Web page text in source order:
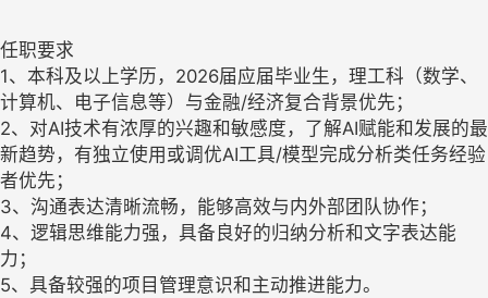
任职要求
1、本科及以上学历，2026届应届毕业生，理工科（数学、
计算机、电子信息等）与金融/经济复合背景优先；
2、对AI技术有浓厚的兴趣和敏感度，了解AI赋能和发展的最
新趋势，有独立使用或调优AI工具/模型完成分析类任务经验
者优先；
3、沟通表达清晰流畅，能够高效与内外部团队协作；
4、逻辑思维能力强，具备良好的归纳分析和文字表达能
力；
5、具备较强的项目管理意识和主动推进能力。